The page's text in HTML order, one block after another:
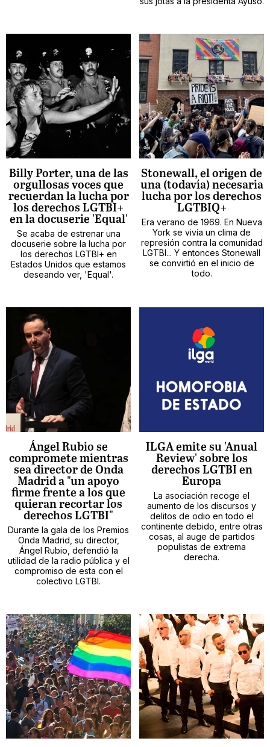
Billy Porter, una de las
orgullosas voces que
recuerdan la lucha por
los derechos LGTBI+
en la docuserie 'Equal'
Se acaba de estrenar una
docuserie sobre la lucha por
los derechos LGTBI+ en
Estados Unidos que estamos
deseando ver, 'Equal'.
Stonewall, el origen de
una (todavía) necesaria
lucha por los derechos
LGTBIQ+
Era verano de 1969. En Nueva
York se vivía un clima de
represión contra la comunidad
LGTBI... Y entonces Stonewall
se convirtió en el inicio de
todo.
Ángel Rubio se
compromete mientras
sea director de Onda
Madrid a "un apoyo
firme frente a los que
quieran recortar los
derechos LGTBI"
Durante la gala de los Premios
Onda Madrid, su director,
Ángel Rubio, defendió la
utilidad de la radio pública y el
compromiso de esta con el
colectivo LGTBI.
ILGA emite su 'Anual
Review' sobre los
derechos LGTBI en
Europa
La asociación recoge el
aumento de los discursos y
delitos de odio en todo el
continente debido, entre otras
cosas, al auge de partidos
populistas de extrema
derecha.